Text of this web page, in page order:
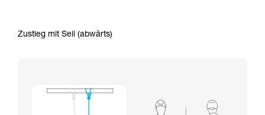
Zustieg mit Seil (abwärts)